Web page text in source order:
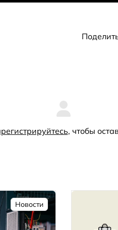
, чтобы
Новости